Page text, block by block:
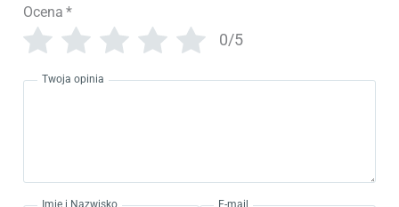
Ocena *
0/5
Twoja opinia
Imię i Nazwisko E-mail